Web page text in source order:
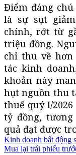
Điểm đáng
là sự sụt
chính, rớt từ
triệu đồng.
chỉ thu về
tác kinh
khoản này
hụt nguồn thu
thuế quý I/2026
tỷ đồng,
quả đạt được
Kinh doanh bất động
Mua lại trái phiếu